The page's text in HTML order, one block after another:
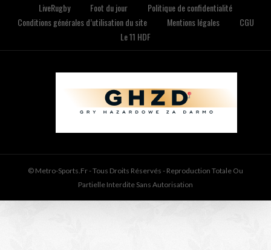
LiveRugby
Foot du jour
Politique de confidentialité
Conditions générales d’utilisation du site
Mentions légales
CGU
Le 11 HDF
© Metro-Sports.fr - Tous Droits Réservés - Reproduction Totale Ou
Partielle Interdite Sans Autorisation